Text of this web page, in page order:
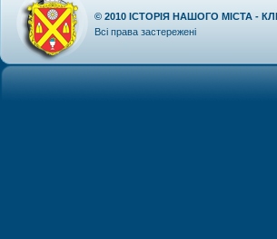
© 2010 ІСТОРІЯ НАШОГО МІСТА -
Всі права застережені